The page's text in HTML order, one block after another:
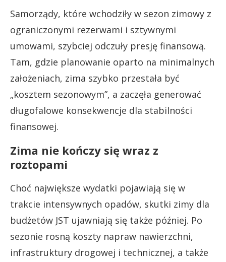
Samorządy, które wchodziły w sezon zimowy z
ograniczonymi rezerwami i sztywnymi
umowami, szybciej odczuły presję finansową.
Tam, gdzie planowanie oparto na minimalnych
założeniach, zima szybko przestała być
„kosztem sezonowym”, a zaczęła generować
długofalowe konsekwencje dla stabilności
finansowej.
Zima nie kończy się wraz z
roztopami
Choć największe wydatki pojawiają się w
trakcie intensywnych opadów, skutki zimy dla
budżetów JST ujawniają się także później. Po
sezonie rosną koszty napraw nawierzchni,
infrastruktury drogowej i technicznej, a także